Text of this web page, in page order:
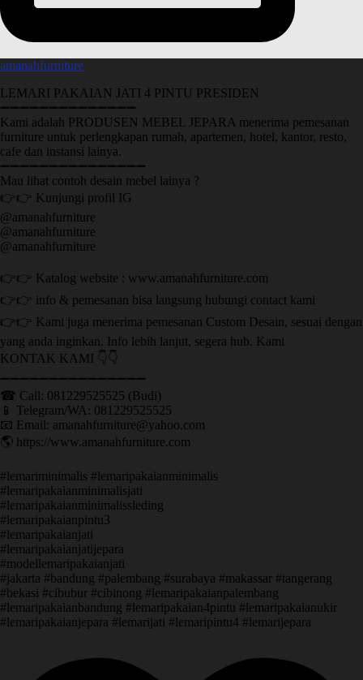
amanahfurniture
LEMARI PAKAIAN JATI 4 PINTU PRESIDEN
➖➖➖➖➖➖➖➖➖➖➖➖➖➖
Kami adalah PRODUSEN MEBEL JEPARA menerima pemesanan
furniture untuk perlengkapan rumah, apartemen, hotel, kantor, resto,
cafe dan instansi lainya.
➖➖➖➖➖➖➖➖➖➖➖➖➖➖➖
Mau lihat contoh desain mebel lainya ?
👉👉 Kunjungi profil IG
@amanahfurniture
@amanahfurniture
@amanahfurniture
👉👉 Katalog website : www.amanahfurniture.com
👉👉 info & pemesanan bisa langsung hubungi contact kami
👉👉 Kami juga menerima pemesanan Custom Desain, sesuai dengan
yang anda inginkan. Info lebih lanjut, segera hub. Kami
KONTAK KAMI 👇👇
➖➖➖➖➖➖➖➖➖➖➖➖➖➖➖ ㅤ
☎ Call: 081229525525 (Budi)
📱 Telegram/WA: 081229525525
📧 Email: amanahfurniture@yahoo.com
🌎 https://www.amanahfurniture.com
#lemariminimalis #lemaripakaianminimalis
#lemaripakaianminimalisjati
#lemaripakaianminimalissleding
#lemaripakaianpintu3
#lemaripakaianjati
#lemaripakaianjatijepara
#modellemaripakaianjati
#jakarta #bandung #palembang #surabaya #makassar #tangerang
#bekasi #cibubur #cibinong #lemaripakaianpalembang
#lemaripakaianbandung #lemaripakaian4pintu #lemaripakaianukir
#lemaripakaianjepara #lemarijati #lemaripintu4 #lemarijepara